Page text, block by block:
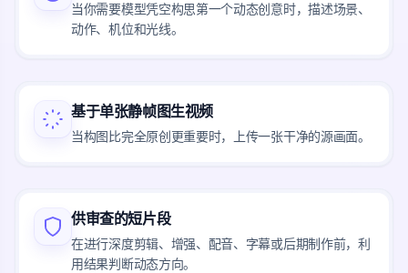
当你需要模型凭空构思第一个动态创意时，描述场景、
动作、机位和光线。
基于单张静帧图生视频
当构图比完全原创更重要时，上传一张干净的源画面。
供审查的短片段
在进行深度剪辑、增强、配音、字幕或后期制作前，利
用结果判断动态方向。